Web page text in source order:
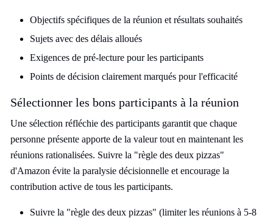
Objectifs spécifiques de la réunion et résultats souhaités
Sujets avec des délais alloués
Exigences de pré-lecture pour les participants
Points de décision clairement marqués pour l'efficacité
Sélectionner les bons participants à la réunion
Une sélection réfléchie des participants garantit que chaque
personne présente apporte de la valeur tout en maintenant les
réunions rationalisées. Suivre la "règle des deux pizzas"
d'Amazon évite la paralysie décisionnelle et encourage la
contribution active de tous les participants.
Suivre la "règle des deux pizzas" (limiter les réunions à 5-8